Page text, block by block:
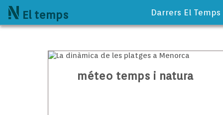
El temps Darrers El Temps
méteo temps i natura